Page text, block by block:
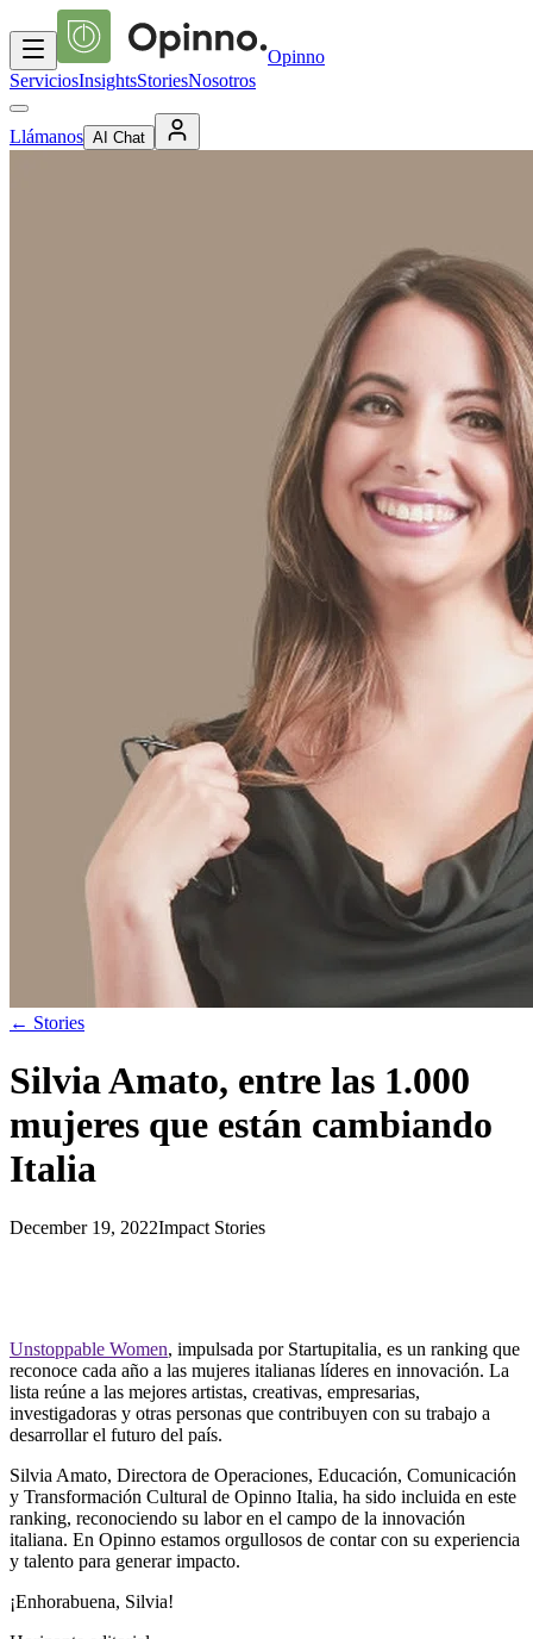
Opinno
ServiciosInsightsStoriesNosotros
Llámanos AI Chat
← Stories
Silvia Amato, entre las 1.000
mujeres que están cambiando
Italia
December 19, 2022Impact Stories
Unstoppable Women, impulsada por Startupitalia, es un ranking que
reconoce cada año a las mujeres italianas líderes en innovación. La
lista reúne a las mejores artistas, creativas, empresarias,
investigadoras y otras personas que contribuyen con su trabajo a
desarrollar el futuro del país.
Silvia Amato, Directora de Operaciones, Educación, Comunicación
y Transformación Cultural de Opinno Italia, ha sido incluida en este
ranking, reconociendo su labor en el campo de la innovación
italiana. En Opinno estamos orgullosos de contar con su experiencia
y talento para generar impacto.
¡Enhorabuena, Silvia!